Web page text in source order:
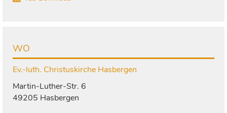
WO
Ev.-luth. Christuskirche Hasbergen
Martin-Luther-Str. 6
49205 Hasbergen